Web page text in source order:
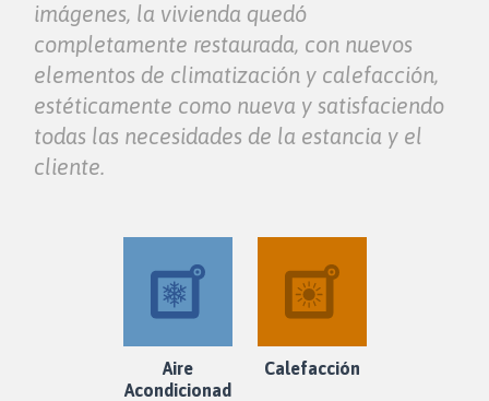
imágenes, la vivienda quedó
completamente restaurada, con nuevos
elementos de climatización y calefacción,
estéticamente como nueva y satisfaciendo
todas las necesidades de la estancia y el
cliente.
Aire
Acondicionad
Calefacción